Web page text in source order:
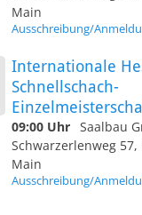
Main
Ausschreibung/
Internationale
Schnellschach-
09:00 Uhr Saalbau
Schwarzerlenweg
Main
Ausschreibung/